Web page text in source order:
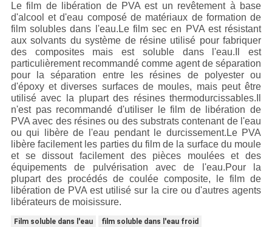
Le film de libération de PVA est un revêtement à base
d'alcool et d'eau composé de matériaux de formation de
film solubles dans l'eau.Le film sec en PVA est résistant
aux solvants du système de résine utilisé pour fabriquer
des composites mais est soluble dans l'eau.Il est
particulièrement recommandé comme agent de séparation
pour la séparation entre les résines de polyester ou
d'époxy et diverses surfaces de moules, mais peut être
utilisé avec la plupart des résines thermodurcissables.Il
n'est pas recommandé d'utiliser le film de libération de
PVA avec des résines ou des substrats contenant de l'eau
ou qui libère de l'eau pendant le durcissement.Le PVA
libère facilement les parties du film de la surface du moule
et se dissout facilement des pièces moulées et des
équipements de pulvérisation avec de l'eau.Pour la
plupart des procédés de coulée composite, le film de
libération de PVA est utilisé sur la cire ou d'autres agents
libérateurs de moisissure.
Film soluble dans l'eau
film soluble dans l'eau froid